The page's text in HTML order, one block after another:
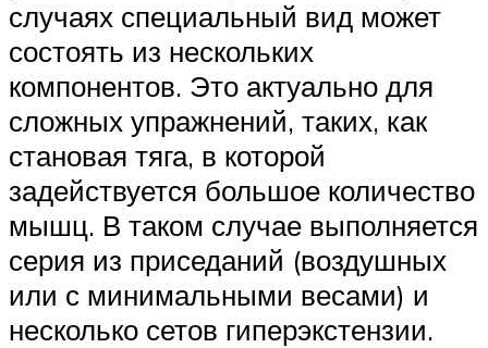
случаях специальный вид может
состоять из нескольких
компонентов. Это актуально для
сложных упражнений, таких, как
становая тяга, в которой
задействуется большое количество
мышц. В таком случае выполняется
серия из приседаний (воздушных
или с минимальными весами) и
несколько сетов гиперэкстензии.